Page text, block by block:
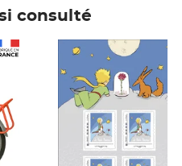
consulté
Prix 7,50€